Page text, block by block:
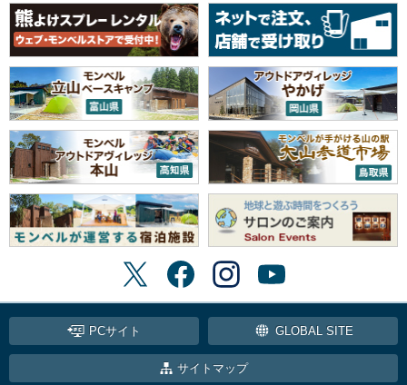
PCサイト GLOBAL SITE
サイトマップ